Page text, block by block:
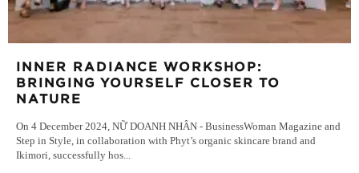
INNER RADIANCE WORKSHOP:
BRINGING YOURSELF CLOSER TO
NATURE
On 4 December 2024, NỮ DOANH NHÂN - BusinessWoman Magazine and
Step in Style, in collaboration with Phyt’s organic skincare brand and
Ikimori, successfully hos...